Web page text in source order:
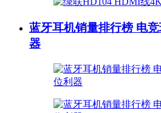
蓝牙耳机销量排行榜 电
器